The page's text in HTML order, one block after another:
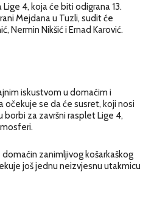
4, koja će biti odigrana 13.
Mejdana u Tuzli, sudit će
Nermin Nikšić i Ernad Karović.
iskustvom u domaćim i
očekuje se da će susret, koji nosi
za završni rasplet Lige 4,
zanimljivog košarkaškog
još jednu neizvjesnu utakmicu